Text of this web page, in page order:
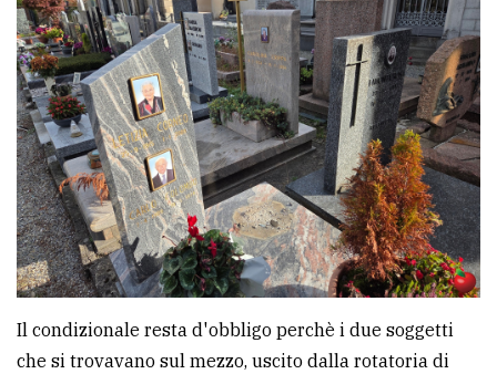
Il condizionale resta d'obbligo perchè i due soggetti
che si trovavano sul mezzo, uscito dalla rotatoria di